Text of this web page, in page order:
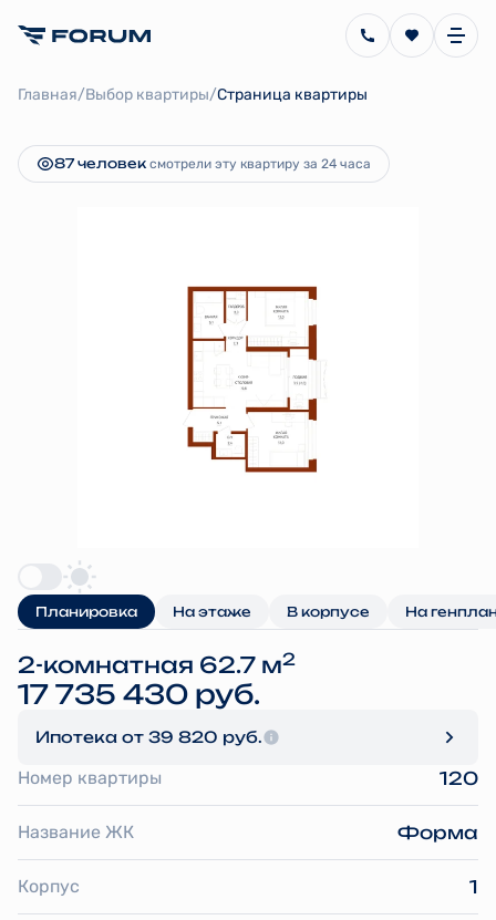
Главная/Выбор квартиры/Страница квартиры17 735 430 руб.
Ипотекаот 39 820 руб.
87 человек смотрели эту квартиру за 24 часа
Планировка На этаже В корпусе На
2-комнатная 62.7 м2
17 735 430 руб.
Ипотека от 39 820 руб.
Номер квартиры 120
Название ЖК Форма
Корпус 1